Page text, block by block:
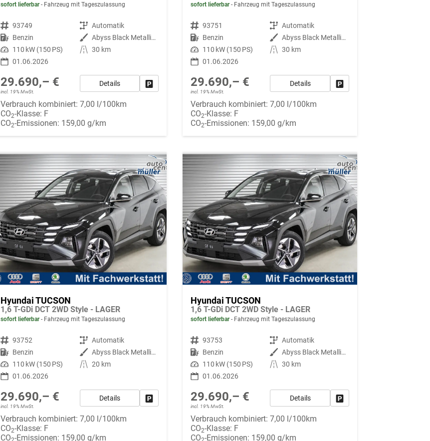
sofort lieferbar Fahrzeug mit Tageszulassung
Fahrzeugnr. 93749 Getriebe Automatik
Kraftstoff Benzin Außenfarbe
Abyss Black Metallic ()
Leistung 110 kW (150 PS) Kilometerstand 30 km
01.06.2026
29.690,– €
incl. 19% MwSt.
Details Fahrzeug parken
Verbrauch kombiniert: 7,00 l/100km
CO2-Klasse: F
CO2-Emissionen: 159,00 g/km
sofort lieferbar Fahrzeug mit Tageszulassung
Fahrzeugnr. 93751 Getriebe Automatik
Kraftstoff Benzin Außenfarbe
Abyss Black Metallic ()
Leistung 110 kW (150 PS) Kilometerstand 30 km
01.06.2026
29.690,– €
incl. 19% MwSt.
Details
Verbrauch kombiniert:7,00 l/100km
CO2-Klasse: F
CO2-Emissionen: 159,00 g/km
Hyundai TUCSON
1,6 T-GDi DCT 2WD Style - LAGER
sofort lieferbar Fahrzeug mit Tageszulassung
Fahrzeugnr. 93752 Getriebe Automatik
Kraftstoff Benzin Außenfarbe
Abyss Black Metallic ()
Leistung 110 kW (150 PS) Kilometerstand 20 km
01.06.2026
29.690,– €
incl. 19% MwSt.
Details Fahrzeug parken
Verbrauch kombiniert: 7,00 l/100km
CO2-Klasse: F
CO -Emissionen: 159,00 g/km
Hyundai TUCSON
1,6 T-GDi DCT 2WD Style - LAGER
sofort lieferbar Fahrzeug mit Tageszulassung
Fahrzeugnr. 93753 Getriebe Automatik
Kraftstoff Benzin Außenfarbe
Abyss Black Metallic ()
Leistung 110 kW (150 PS) Kilometerstand 30 km
01.06.2026
29.690,– €
incl. 19% MwSt.
Details
Verbrauch kombiniert:7,00 l/100km
CO2-Klasse: F
CO -Emissionen: 159,00 g/km